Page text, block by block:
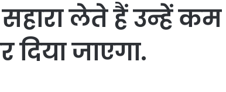
सहारा लेते हैं उन्हें
जाएगा.